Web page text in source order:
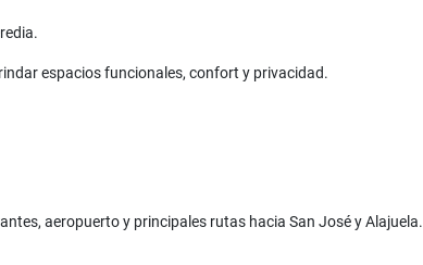
espacios funcionales, confort y privacidad.
aeropuerto y principales rutas hacia San José y Alajuela.